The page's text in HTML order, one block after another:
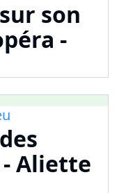
son
-
Aliette